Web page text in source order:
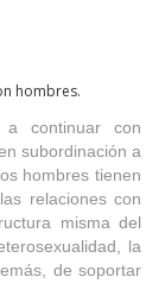
hombres.
a continuar con
subordinación a
hombres tienen
relaciones con
misma del
la
de soportar